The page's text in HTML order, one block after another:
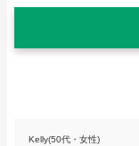
Kelly(50代・女性)